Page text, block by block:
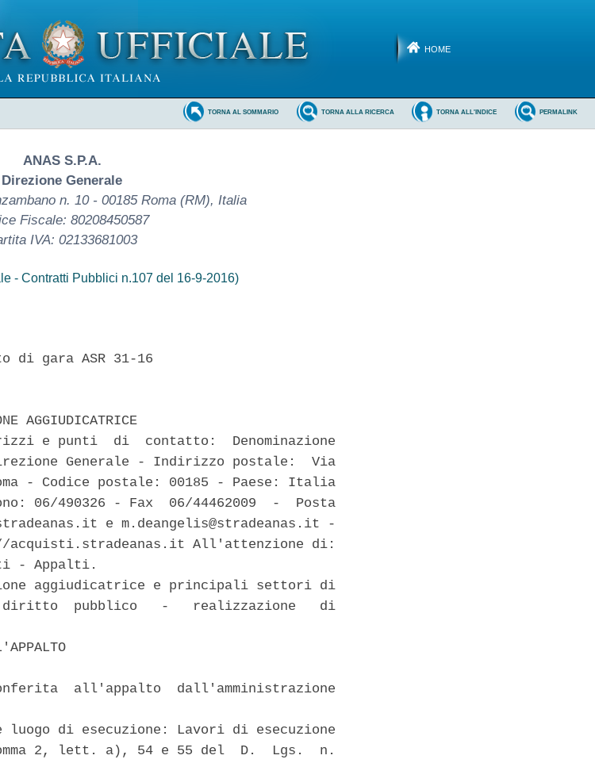
HOME
PERMALINK
TORNA ALL'INDICE
TORNA ALLA RICERCA
TORNA AL SOMMARIO
ANAS S.P.A.
Direzione Generale
n. 10 - 00185 Roma (RM), Italia
Fiscale: 80208450587
IVA: 02133681003
- Contratti Pubblici n.107 del 16-9-2016)
di gara ASR 31-16
AGGIUDICATRICE
e punti  di  contatto:  Denominazione
Generale - Indirizzo postale:  Via
- Codice postale: 00185 - Paese: Italia
06/490326 - Fax  06/44462009  -  Posta
e m.deangelis@stradeanas.it -
All'attenzione di:
- Appalti.
aggiudicatrice e principali settori di
pubblico   -   realizzazione   di
all'appalto  dall'amministrazione
luogo di esecuzione: Lavori di esecuzione
2, lett. a), 54 e 55 del  D.  Lgs.  n.